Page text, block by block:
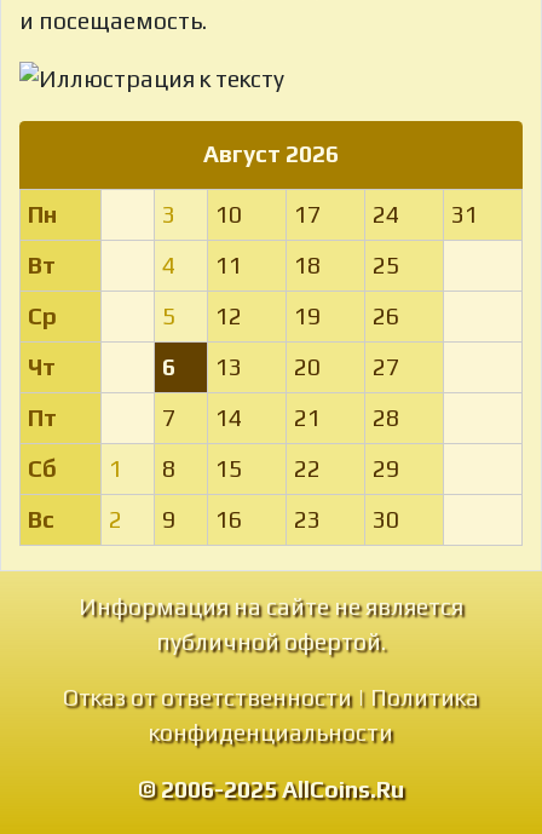
и посещаемость.
Август 2026
Пн 3 10 17 24
31
Вт
4 11 18
25
Ср
5 12 19
26
Чт
6 13 20
27
Пт
7 14 21
28
Сб
1 8 15 22
29
Вс
2 9 16 23 30
Информация на сайте не является
публичной офертой.
Отказ от ответственности| Политика
конфиденциальности
© 2006-2025 AllCoins.Ru